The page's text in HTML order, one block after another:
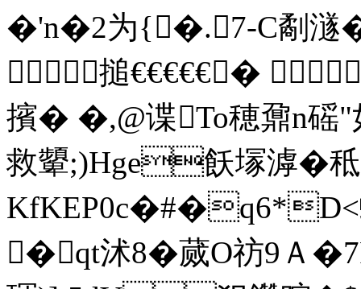
�'n�2为{�. 7-C劀澻
搥€€€€€�
擯� �,@谍To穂鼐n
救顰;)Hge飫塜滹�秪
KfKEP0c�#�q6*D<
�qt沭8�蒇O祊9Ａ